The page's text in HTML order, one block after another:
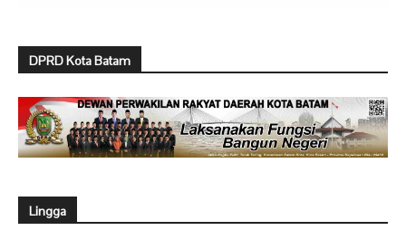
DPRD Kota Batam
Lingga